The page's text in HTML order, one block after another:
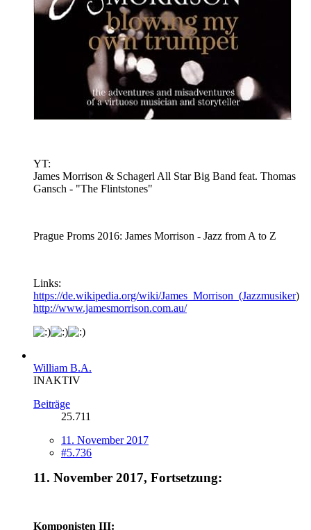
YT:
James Morrison & Schagerl All Star Big Band feat. Thomas
Gansch - "The Flintstones"
Prague Proms 2016: James Morrison - Jazz from A to Z
Links:
https://de.wikipedia.org/wiki/James_Morrison_(Jazzmusiker)
http://www.jamesmorrison.com.au/
William B.A.
INAKTIV
Beiträge
25.711
11. November 2017
#5.736
11. November 2017, Fortsetzung:
Komponisten III: